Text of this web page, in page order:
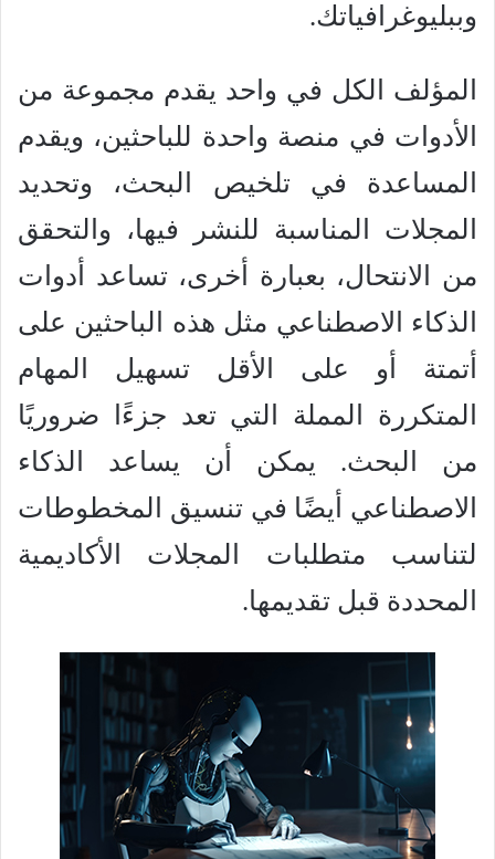
وببليوغرافياتك.
المؤلف الكل في واحد يقدم مجموعة من
الأدوات في منصة واحدة للباحثين، ويقدم
المساعدة في تلخيص البحث، وتحديد
المجلات المناسبة للنشر فيها، والتحقق
من الانتحال، بعبارة أخرى، تساعد أدوات
الذكاء الاصطناعي مثل هذه الباحثين على
أتمتة أو على الأقل تسهيل المهام
المتكررة المملة التي تعد جزءًا ضروريًا
من البحث. يمكن أن يساعد الذكاء
الاصطناعي أيضًا في تنسيق المخطوطات
لتناسب متطلبات المجلات الأكاديمية
المحددة قبل تقديمها.